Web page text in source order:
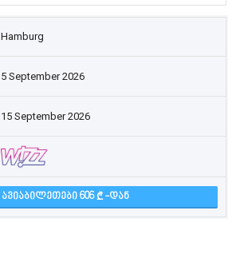
Hamburg
5 September 2026
15 September 2026
ᲐᲕᲘᲐᲑᲘᲚᲔᲗᲔᲑᲘ 606 -ᲓᲐᲜ